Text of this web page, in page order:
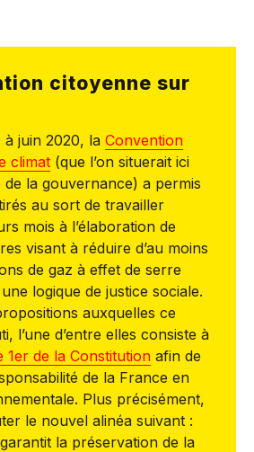
citoyenne sur
à juin 2020, la Convention
climat (que l’on situerait ici
la gouvernance) a permis
au sort de travailler
mois à l’élaboration de
visant à réduire d’au moins
de gaz à effet de serre
logique de justice sociale.
auxquelles ce
l’une d’entre elles consiste à
1er de la Constitution afin de
de la France en
Plus précisément,
le nouvel alinéa suivant :
la préservation de la